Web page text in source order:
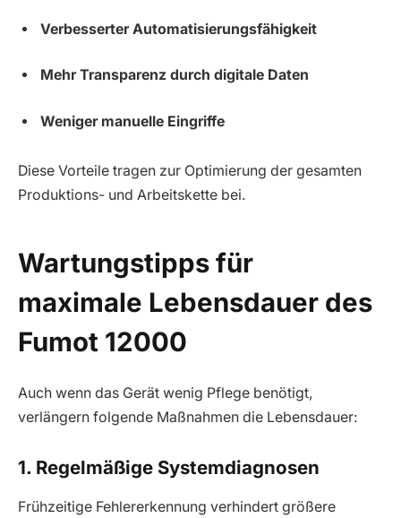
Verbesserter Automatisierungsfähigkeit
Mehr Transparenz durch digitale Daten
Weniger manuelle Eingriffe
Diese Vorteile tragen zur Optimierung der gesamten
Produktions- und Arbeitskette bei.
Wartungstipps für
maximale Lebensdauer des
Fumot 12000
Auch wenn das Gerät wenig Pflege benötigt,
verlängern folgende Maßnahmen die Lebensdauer:
1. Regelmäßige Systemdiagnosen
Frühzeitige Fehlererkennung verhindert größere